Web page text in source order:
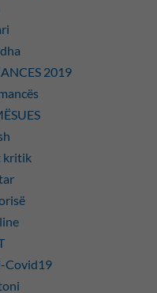
2019
kritik
Covid19